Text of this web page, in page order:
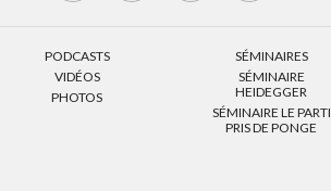
PODCASTS
VIDÉOS
PHOTOS
SÉMINAIRES
SÉMINAIRE
HEIDEGGER
SÉMINAIRE LE PARTI
PRIS DE PONGE